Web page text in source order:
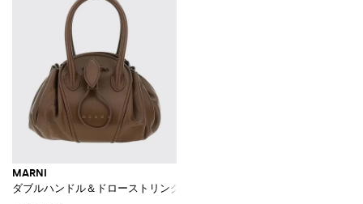
MARNI
ダブルハンドル＆ドローストリング付き スモール バッファローレザー ハ